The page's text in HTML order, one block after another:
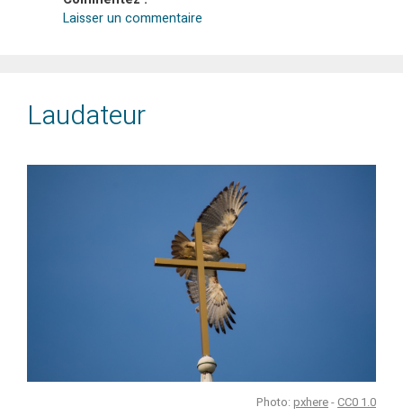
Laisser un commentaire
Laudateur
Photo: pxhere- CC0 1.0